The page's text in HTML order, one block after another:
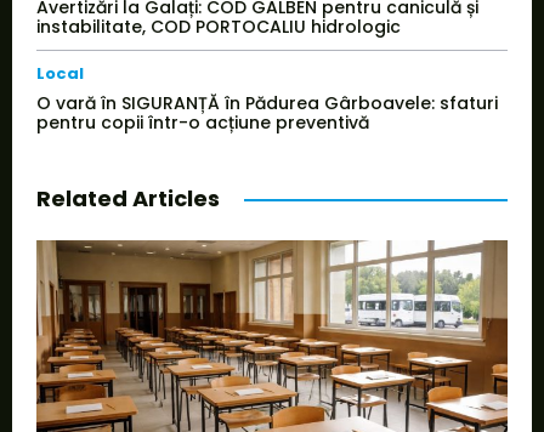
Avertizări la Galați: COD GALBEN pentru caniculă și
instabilitate, COD PORTOCALIU hidrologic
Local
O vară în SIGURANȚĂ în Pădurea Gârboavele: sfaturi
pentru copii într-o acțiune preventivă
Related Articles